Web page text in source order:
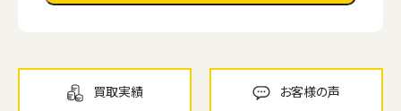
買取実績 お客様の声